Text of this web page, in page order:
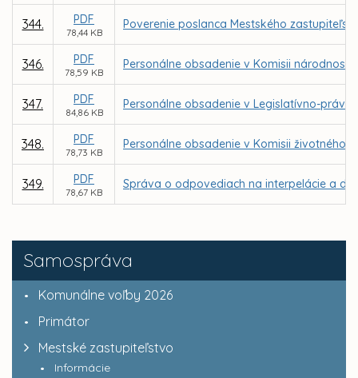
Samospráva
Komunálne voľby 2026
Primátor
Mestské zastupiteľstvo
Informácie
344. PDF
78,44 KB
Poverenie poslanca Mestského
346. PDF
78,59 KB
Personálne obsadenie v Komisii
347. PDF
84,86 KB
Personálne obsadenie v Legislatívno-
348. PDF
78,73 KB
Personálne obsadenie v Komisii životného
349. PDF
78,67 KB
Správa o odpovediach na interpelácie a